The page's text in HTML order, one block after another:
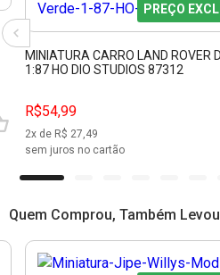
PREÇO
MINIATURA CARRO LAND ROVER
1:87 HO DIO STUDIOS 87312
R$54,99
2x de R$ 27,49
sem juros no cartão
Quem Comprou, Também Levou